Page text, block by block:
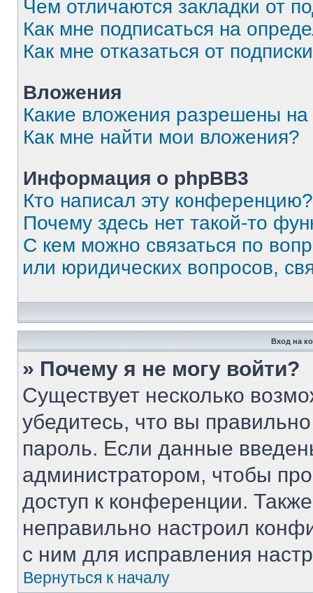
Чем отличаются закладки от
Как мне подписаться на
Как мне отказаться от
Вложения
Какие вложения разрешены
Как мне найти мои вложения?
Информация о phpBB3
Кто написал эту конференцию?
Почему здесь нет такой-то
С кем можно связаться по
или юридических вопросов,
Вход на
» Почему я не могу войти?
Существует несколько
убедитесь, что вы
пароль. Если данные
администратором, чтобы
доступ к конференции.
неправильно настроил
с ним для исправления
Вернуться к началу